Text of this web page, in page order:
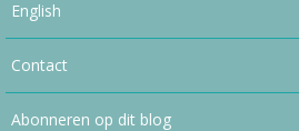
English
Contact
Abonneren op dit blog